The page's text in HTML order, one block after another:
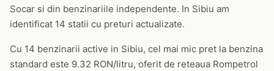
Socar si din benzinariile independente. In Sibiu am
identificat 14 statii cu preturi actualizate.
Cu 14 benzinarii active in Sibiu, cel mai mic pret la benzina
standard este 9.32 RON/litru, oferit de reteaua Rompetrol